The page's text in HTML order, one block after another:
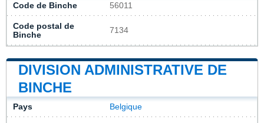
Code de Binche 56011
Code postal de
Binche
7134
DIVISION ADMINISTRATIVE DE
BINCHE
Pays Belgique